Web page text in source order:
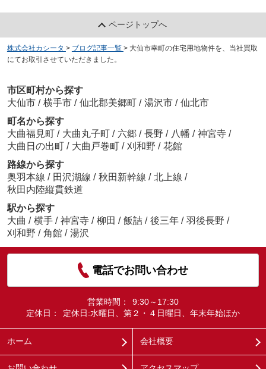
ページトップへ
株式会社カシータ > ブログ記事一覧 > 大仙市幸町の住宅用地物件を、当社買取
にてお取引させていただきました。
市区町村から探す
大仙市 / 横手市 / 仙北郡美郷町 / 湯沢市 / 仙北市
町名から探す
大曲福見町 / 大曲丸子町 / 六郷 / 長野 / 八幡 / 神宮寺 /
大曲日の出町 / 大曲戸巻町 / 刈和野 / 花館
路線から探す
奥羽本線 / 田沢湖線 / 秋田新幹線 / 北上線 /
秋田内陸縦貫鉄道
駅から探す
大曲 / 横手 / 神宮寺 / 柳田 / 飯詰 / 後三年 / 羽後長野 /
刈和野 / 角館 / 湯沢
電話でお問い合わせ
営業時間：
9:30～17:30
定休日：
定休日:水曜日、第２・４日曜日、年末年始ほか
ホーム 会社概要